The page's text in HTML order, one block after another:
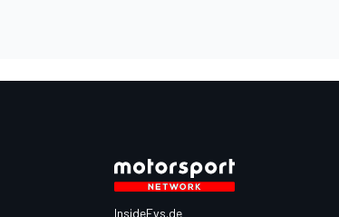
InsideEvs.de